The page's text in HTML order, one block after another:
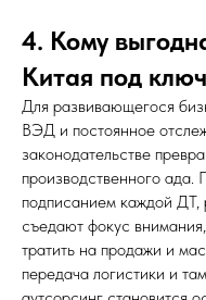
4. Кому
Китая под
Для развивающегося
ВЭД и постоянное
законодательстве
производственного ада.
подписанием каждой
съедают фокус
тратить на продажи и
передача логистики и